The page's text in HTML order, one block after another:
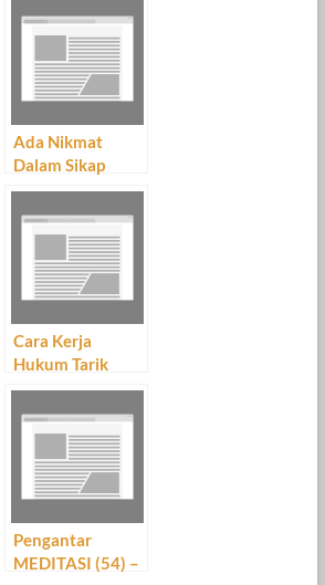
Ada Nikmat
Dalam Sikap
Hormat –
Ndlewer Of The
Day
Cara Kerja
Hukum Tarik
Menarik – Law Of
Attraction (LOA)
– Part 53
Pengantar
MEDITASI (54) –